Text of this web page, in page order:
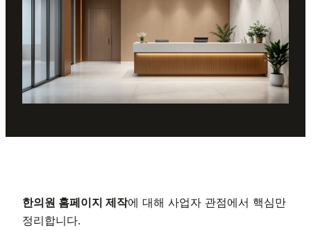
한의원 홈페이지 제작에 대해 사업자 관점에서 핵심만
정리합니다.